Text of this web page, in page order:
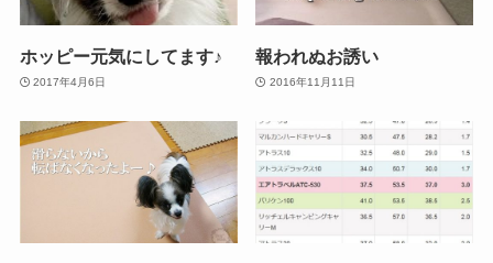
ホッピー元気にしてます♪
2017年4月6日
報われぬお誘い
2016年11月11日